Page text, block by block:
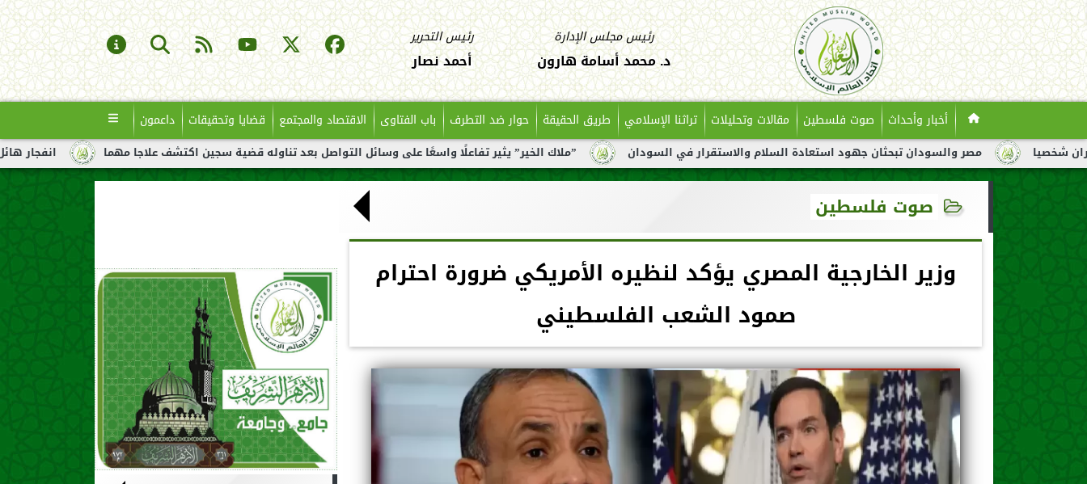
رئيس مجلس الإدارة
د. محمد أسامة هارون
رئيس التحرير
أحمد نصار
أخبار وأحداث صوت فلسطين مقالات وتحليلات تراثنا الإسلامي طريق الحقيقة حوار ضد التطرف باب الفتاوى الاقتصاد والمجتمع قضايا وتحقيقات داعمون
انفجار هائل لناقلة نفط ”ملاك الخير” يثير تفاعلًا واسعًا على وسائل التواصل بعد تناوله قضية سجين اكتشف علاجا مهما مصر والسودان تبحثان جهود استعادة السلام والاستقرار في السودان
صوت فلسطين
وزير الخارجية المصري يؤكد لنظيره الأمريكي ضرورة احترام
صمود الشعب الفلسطيني